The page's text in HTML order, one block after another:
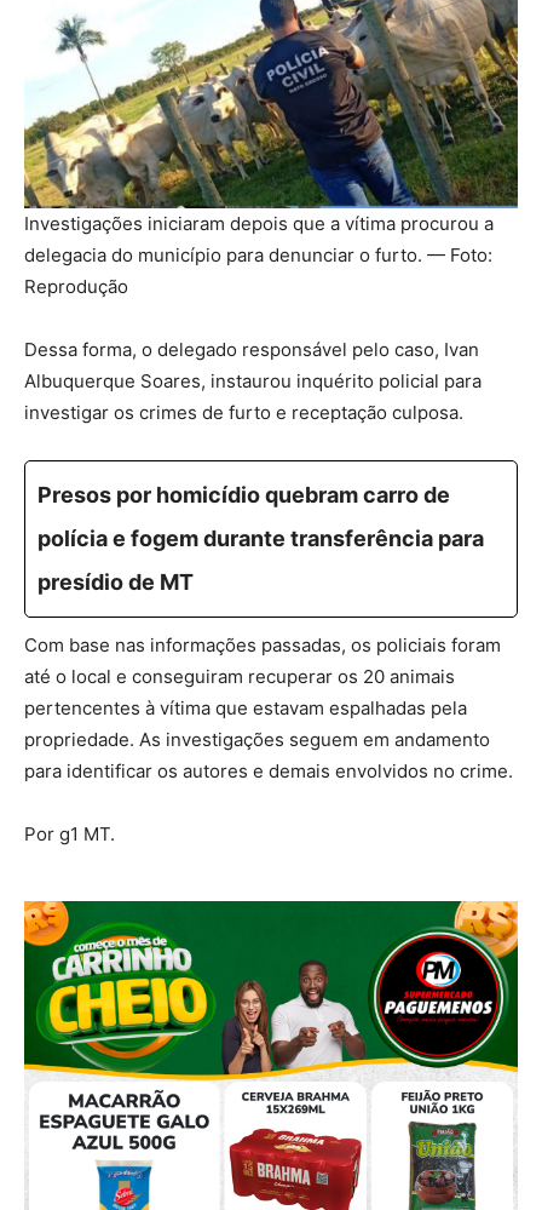
Investigações iniciaram depois que a vítima procurou a
delegacia do município para denunciar o furto. — Foto:
Reprodução
Dessa forma, o delegado responsável pelo caso, Ivan
Albuquerque Soares, instaurou inquérito policial para
investigar os crimes de furto e receptação culposa.
Presos por homicídio quebram carro de
polícia e fogem durante transferência para
presídio de MT
Com base nas informações passadas, os policiais foram
até o local e conseguiram recuperar os 20 animais
pertencentes à vítima que estavam espalhadas pela
propriedade. As investigações seguem em andamento
para identificar os autores e demais envolvidos no crime.
Por g1 MT.